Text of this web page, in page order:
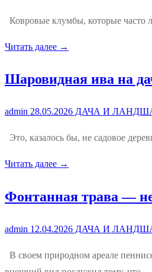
Ковровые клумбы, которые часто
Читать далее →
Шаровидная ива на
admin 28.05.2026 ДАЧА И
Это, казалось бы, не садовое
Читать далее →
Фонтанная трава —
admin 12.04.2026 ДАЧА И
В своем природном ареале